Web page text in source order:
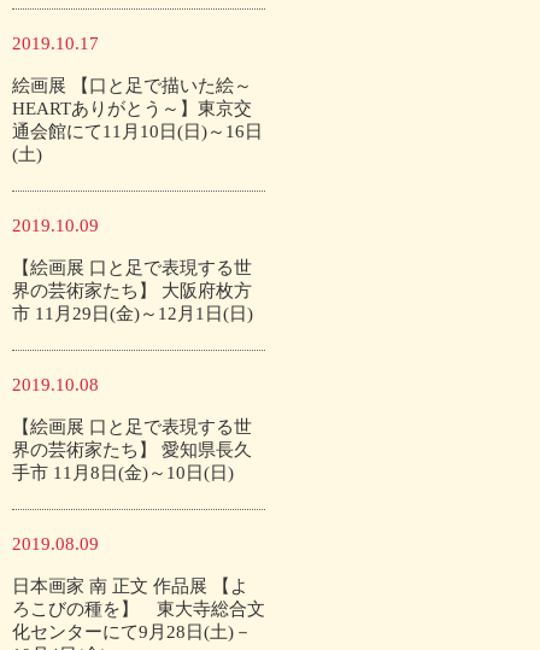
2019.10.17
絵画展 【口と足で描いた絵～
HEARTありがとう～】東京交
通会館にて11月10日(日)～16日
(土)
2019.10.09
【絵画展 口と足で表現する世
界の芸術家たち】 大阪府枚方
市 11月29日(金)～12月1日(日)
2019.10.08
【絵画展 口と足で表現する世
界の芸術家たち】 愛知県長久
手市 11月8日(金)～10日(日)
2019.08.09
日本画家 南 正文 作品展 【よ
ろこびの種を】 東大寺総合文
化センターにて9月28日(土)－